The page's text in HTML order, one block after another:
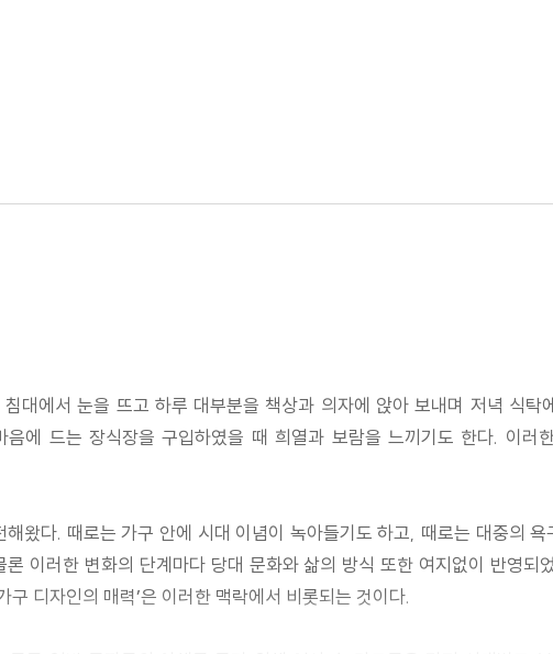
대에서 눈을 뜨고 하루 대부분을 책상과 의자에 앉아 보내며 저녁 식
에 드는 장식장을 구입하였을 때 희열과 보람을 느끼기도 한다. 이러
왔다. 때로는 가구 안에 시대 이념이 녹아들기도 하고, 때로는 대중의
이러한 변화의 단계마다 당대 문화와 삶의 방식 또한 여지없이 반영
디자인의 매력’은 이러한 맥락에서 비롯되는 것이다.